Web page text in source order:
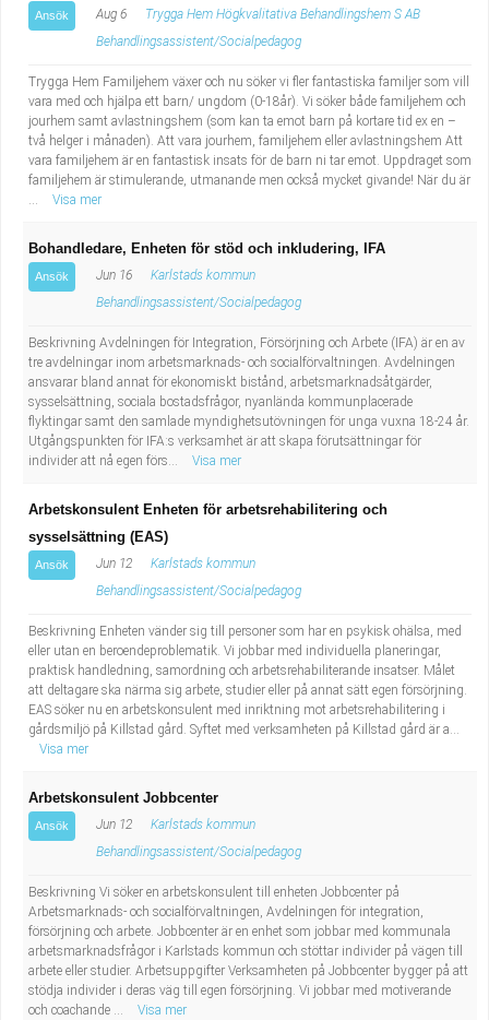
Ansök Aug 6
Trygga Hem Högkvalitativa Behandlingshem S AB
Behandlingsassistent/Socialpedagog
Trygga Hem Familjehem växer och nu söker vi fler fantastiska familjer som vill
vara med och hjälpa ett barn/ ungdom (0-18år). Vi söker både familjehem och
jourhem samt avlastningshem (som kan ta emot barn på kortare tid ex en –
två helger i månaden). Att vara jourhem, familjehem eller avlastningshem Att
vara familjehem är en fantastisk insats för de barn ni tar emot. Uppdraget som
familjehem är stimulerande, utmanande men också mycket givande! När du är
...
Visa mer
Bohandledare, Enheten för stöd och inkludering, IFA
Ansök Jun 16
Karlstads kommun
Behandlingsassistent/Socialpedagog
Beskrivning Avdelningen för Integration, Försörjning och Arbete (IFA) är en av
tre avdelningar inom arbetsmarknads- och socialförvaltningen. Avdelningen
ansvarar bland annat för ekonomiskt bistånd, arbetsmarknadsåtgärder,
sysselsättning, sociala bostadsfrågor, nyanlända kommunplacerade
flyktingar samt den samlade myndighetsutövningen för unga vuxna 18-24 år.
Utgångspunkten för IFA:s verksamhet är att skapa förutsättningar för
individer att nå egen förs...
Visa mer
Arbetskonsulent Enheten för arbetsrehabilitering och
sysselsättning (EAS)
Ansök Jun 12
Karlstads kommun
Behandlingsassistent/Socialpedagog
Beskrivning Enheten vänder sig till personer som har en psykisk ohälsa, med
eller utan en beroendeproblematik. Vi jobbar med individuella planeringar,
praktisk handledning, samordning och arbetsrehabiliterande insatser. Målet
att deltagare ska närma sig arbete, studier eller på annat sätt egen försörjning.
EAS söker nu en arbetskonsulent med inriktning mot arbetsrehabilitering i
gårdsmiljö på Killstad gård. Syftet med verksamheten på Killstad gård är a...
Visa mer
Arbetskonsulent Jobbcenter
Ansök Jun 12
Karlstads kommun
Behandlingsassistent/Socialpedagog
Beskrivning Vi söker en arbetskonsulent till enheten Jobbcenter på
Arbetsmarknads- och socialförvaltningen, Avdelningen för integration,
försörjning och arbete. Jobbcenter är en enhet som jobbar med kommunala
arbetsmarknadsfrågor i Karlstads kommun och stöttar individer på vägen till
arbete eller studier. Arbetsuppgifter Verksamheten på Jobbcenter bygger på att
stödja individer i deras väg till egen försörjning. Vi jobbar med motiverande
och coachande ...
Visa mer